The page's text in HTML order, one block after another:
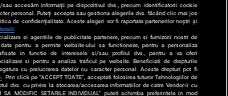
accesăm informații pe dispozitivul dvs., precum identificatorii cookie
personal. Puteți accepta sau gestiona alegerile dvs. făcând clic mai jos
de confidențialitate. Aceste alegeri vor fi raportate partenerilor noștri și
si agentiile de publicitate partenere, precum si furnizorii nostri de
pentru a permite website-ului sa functioneze, pentru a personaliza
in functie de interesele si/sau profilul dvs., pentru a va oferi
si pentru a analiza traficul pe website. Beneficiati de drepturile
cu prelucrarea datelor cu caracter personal. Aceste drepturi pot fi
. Prin click pe “ACCEPT TOATE”, acceptati folosirea tuturor Tehnologiilor de
dvs. cu privire la stocarea/accesarea informatiilor de catre Vendor-ii cu
MODIFIC SETARILE INDIVIDUAL” puteti schimba preferintele in mod